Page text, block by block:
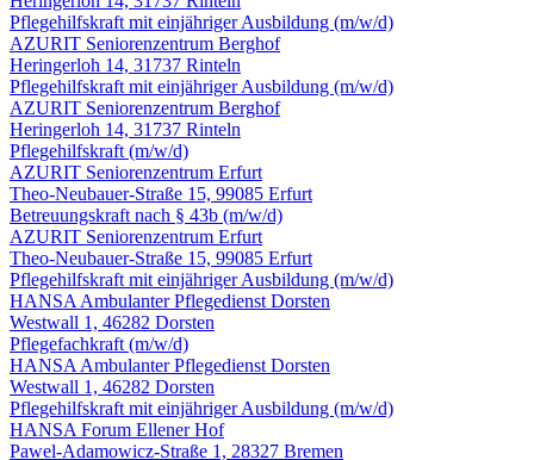
Pflegehilfskraft mit einjähriger Ausbildung (m/w/d)
AZURIT Seniorenzentrum Berghof
Heringerloh 14, 31737 Rinteln
Pflegehilfskraft mit einjähriger Ausbildung (m/w/d)
AZURIT Seniorenzentrum Berghof
Heringerloh 14, 31737 Rinteln
Pflegehilfskraft (m/w/d)
AZURIT Seniorenzentrum Erfurt
Theo-Neubauer-Straße 15, 99085 Erfurt
Betreuungskraft nach § 43b (m/w/d)
AZURIT Seniorenzentrum Erfurt
Theo-Neubauer-Straße 15, 99085 Erfurt
Pflegehilfskraft mit einjähriger Ausbildung (m/w/d)
HANSA Ambulanter Pflegedienst Dorsten
Westwall 1, 46282 Dorsten
Pflegefachkraft (m/w/d)
HANSA Ambulanter Pflegedienst Dorsten
Westwall 1, 46282 Dorsten
Pflegehilfskraft mit einjähriger Ausbildung (m/w/d)
HANSA Forum Ellener Hof
Pawel-Adamowicz-Straße 1, 28327 Bremen